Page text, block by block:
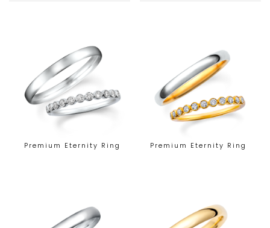
Premium Eternity Ring Premium Eternity Ring